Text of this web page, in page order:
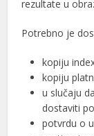
rezultate u
Potrebno je
kopiju
kopiju
u slučaju
dostaviti
potvrdu o